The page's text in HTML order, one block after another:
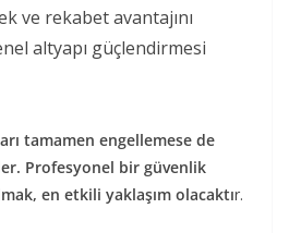
ve rekabet avantajını
altyapı güçlendirmesi
tamamen engellemese de
Profesyonel bir güvenlik
en etkili yaklaşım olacaktır.